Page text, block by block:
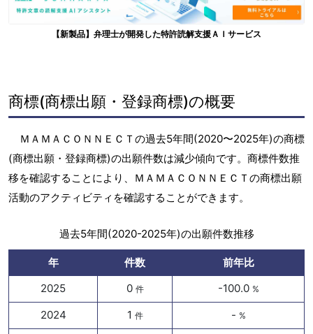
【新製品】弁理士が開発した特許読解支援ＡＩサービス
商標(商標出願・登録商標)の概要
ＭＡＭＡＣＯＮＮＥＣＴの過去5年間(2020〜2025年)の商標
(商標出願・登録商標)の出願件数は減少傾向です。商標件数推
移を確認することにより、ＭＡＭＡＣＯＮＮＥＣＴの商標出願
活動のアクティビティを確認することができます。
過去5年間(2020-2025年)の出願件数推移
年 件数
前年比
2025
0 件 -100.0 %
2024 1 件 - %